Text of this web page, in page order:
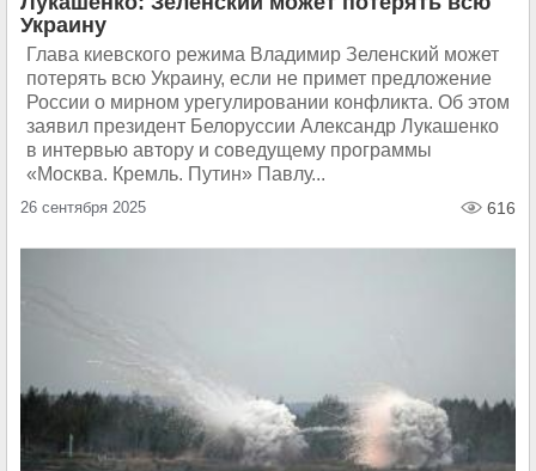
Украину
Глава киевского режима Владимир Зеленский может
потерять всю Украину, если не примет предложение
России о мирном урегулировании конфликта. Об этом
заявил президент Белоруссии Александр Лукашенко
в интервью автору и соведущему программы
«Москва. Кремль. Путин» Павлу...
26 сентября 2025 616